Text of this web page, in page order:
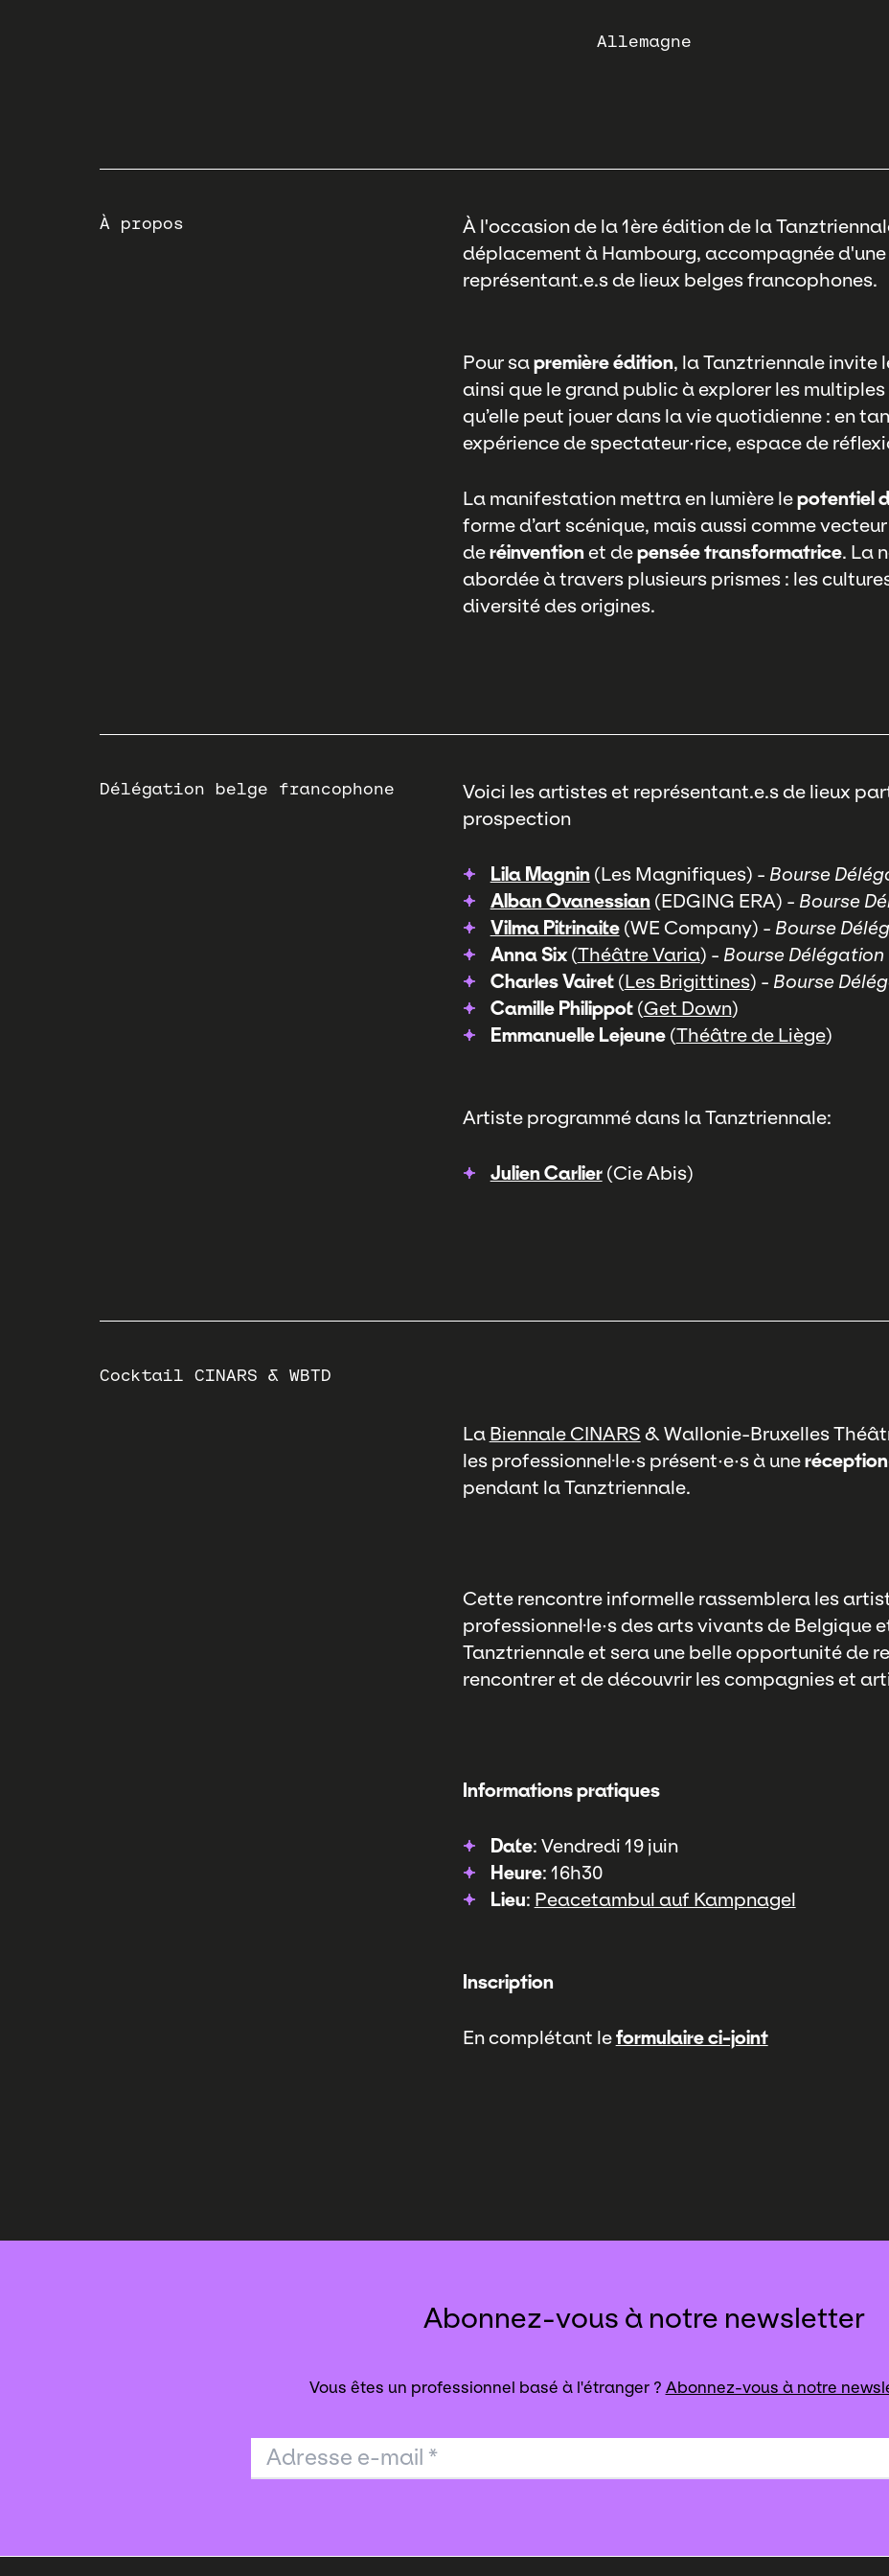
Allemagne
À propos
À l'occasion de la 1ère édition de la
déplacement à Hambourg, accompagnée
représentant.e.s de lieux belges francophones.
Pour sapremière édition, la Tanztriennale invite
ainsi que le grand public à explorer les
qu’elle peut jouer dans la vie quotidienne : en
expérience de spectateur·rice, espace de
La manifestation mettra en lumière lepotentiel
forme d’art scénique, mais aussi comme
deréinventionet depensée transformatrice. La
abordée à travers plusieurs prismes : les
diversité des origines.
Délégation belge francophone
Voici les artistes et représentant.e.s de lieux
prospection
Lila Magnin(Les Magnifiques) - Bourse
Alban Ovanessian(EDGING ERA) - Bourse
Vilma Pitrinaite(WE Company) - Bourse
Anna Six(Théâtre Varia) - Bourse Délégation
Charles Vairet (Les Brigittines) - Bourse
Camille Philippot(Get Down)
Emmanuelle Lejeune(Théâtre de Liège)
Artiste programmé dans la Tanztriennale:
Julien Carlier(Cie Abis)
Cocktail CINARS & WBTD
La Biennale CINARS & Wallonie-Bruxelles
les professionnel·le·s présent·e·s à une
pendant la Tanztriennale.
Cette rencontre informelle rassemblera les
professionnel·le·s des arts vivants de
Tanztriennale et sera une belle opportunité de
rencontrer et de découvrir les compagnies et
Informations pratiques
Date: Vendredi 19 juin
Heure: 16h30
Lieu: Peacetambul auf Kampnagel
Inscription
En complétant leformulaire ci-joint
Abonnez-vous à notre newsletter
Vous êtes un professionnel basé à l'étranger ? Abonnez-vous à notre
Adresse e-mail *